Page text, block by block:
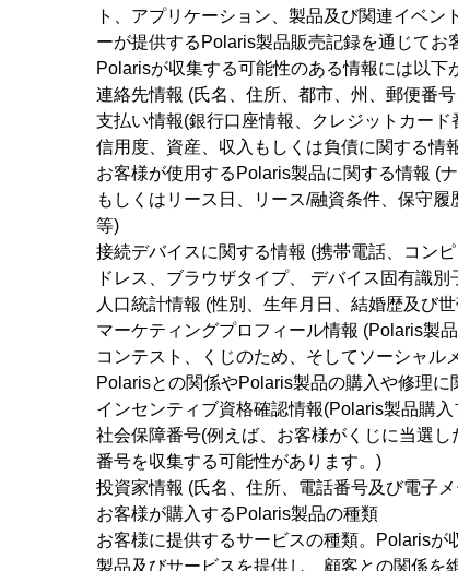
ト、アプリケーション、製品及び関連イベ
ーが提供するPolaris製品販売記録を通じてお
Polarisが収集する可能性のある情報には以下
連絡先情報 (氏名、住所、都市、州、郵便番
支払い情報(銀行口座情報、クレジットカー
信用度、資産、収入もしくは負債に関する情
お客様が使用するPolaris製品に関する情報 (
もしくはリース日、リース/融資条件、保守
等)
接続デバイスに関する情報 (携帯電話、コン
ドレス、ブラウザタイプ、 デバイス固有識
人口統計情報 (性別、生年月日、結婚歴及び
マーケティングプロフィール情報 (Polaris製
コンテスト、くじのため、そしてソーシャ
Polarisとの関係やPolaris製品の購入や修理
インセンティブ資格確認情報(Polaris製品購
社会保障番号(例えば、お客様がくじに当選
番号を収集する可能性があります。)
投資家情報 (氏名、住所、電話番号及び電子
お客様が購入するPolaris製品の種類
お客様に提供するサービスの種類。Polarisが
製品及びサービスを提供し、顧客との関係を